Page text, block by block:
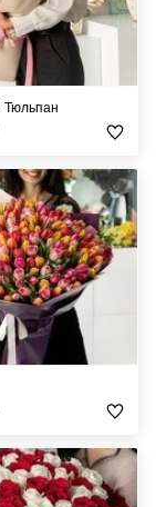
Тюльпан